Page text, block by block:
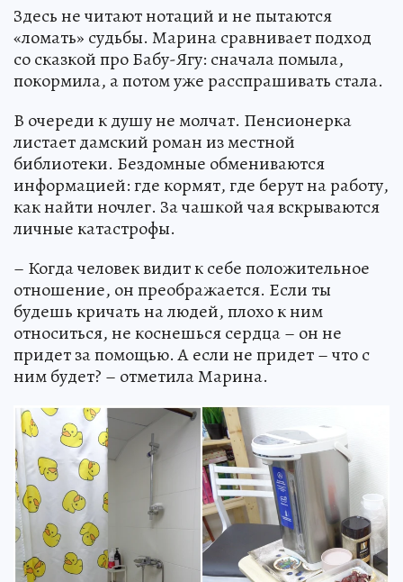
Здесь не читают нотаций и не пытаются
«ломать» судьбы. Марина сравнивает подход
со сказкой про Бабу-Ягу: сначала помыла,
покормила, а потом уже расспрашивать стала.
В очереди к душу не молчат. Пенсионерка
листает дамский роман из местной
библиотеки. Бездомные обмениваются
информацией: где кормят, где берут на работу,
как найти ночлег. За чашкой чая вскрываются
личные катастрофы.
– Когда человек видит к себе положительное
отношение, он преображается. Если ты
будешь кричать на людей, плохо к ним
относиться, не коснешься сердца – он не
придет за помощью. А если не придет – что с
ним будет? – отметила Марина.